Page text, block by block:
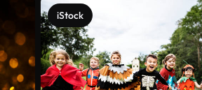
iStock